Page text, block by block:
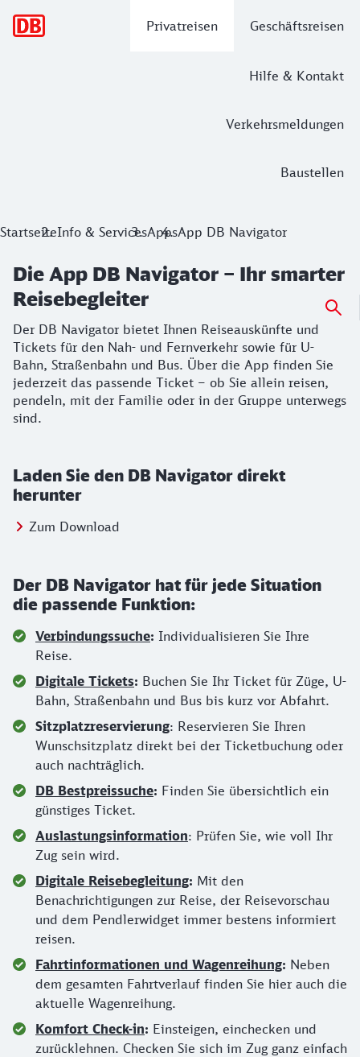
Privatreisen Geschäftsreisen
Hilfe & Kontakt
Verkehrsmeldungen
Baustellen
Die App DB Navigator – Ihr smarter
StartseiteInfo & ServicesAppsApp DB Navigator
Die App DB Navigator – Ihr smarter
Reisebegleiter
Der DB Navigator bietet Ihnen Reiseauskünfte und
Tickets für den Nah- und Fernverkehr sowie für U-
Bahn, Straßenbahn und Bus. Über die App finden Sie
jederzeit das passende Ticket – ob Sie allein reisen,
pendeln, mit der Familie oder in der Gruppe unterwegs
sind.
Laden Sie den DB Navigator direkt
herunter
Springe zu:
Zum Download
Der DB Navigator hat für jede Situation
die passende Funktion:
Verbindungssuche: Individualisieren Sie Ihre
Reise.
Digitale Tickets: Buchen Sie Ihr Ticket für Züge, U-
Bahn, Straßenbahn und Bus bis kurz vor Abfahrt.
Sitzplatzreservierung: Reservieren Sie Ihren
Wunschsitzplatz direkt bei der Ticketbuchung oder
auch nachträglich.
DB Bestpreissuche: Finden Sie übersichtlich ein
günstiges Ticket.
Auslastungsinformation: Prüfen Sie, wie voll Ihr
Zug sein wird.
Digitale Reisebegleitung: Mit den
Benachrichtigungen zur Reise, der Reisevorschau
und dem Pendlerwidget immer bestens informiert
reisen.
Fahrtinformationen und Wagenreihung: Neben
dem gesamten Fahrtverlauf finden Sie hier auch die
aktuelle Wagenreihung.
Komfort Check-in: Einsteigen, einchecken und
zurücklehnen. Checken Sie sich im Zug ganz einfach